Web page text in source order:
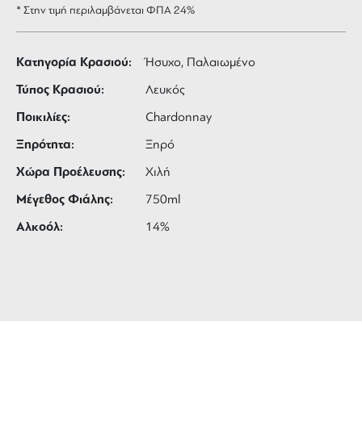
* Στην τιμή περιλαμβάνεται ΦΠΑ 24%
Κατηγορία Κρασιού: Ήσυχο, Παλαιωμένο
Τύπος Κρασιού: Λευκός
Ποικιλίες: Chardonnay
Ξηρότητα: Ξηρό
Χώρα Προέλευσης: Χιλή
Μέγεθος Φιάλης: 750ml
Αλκοόλ: 14%